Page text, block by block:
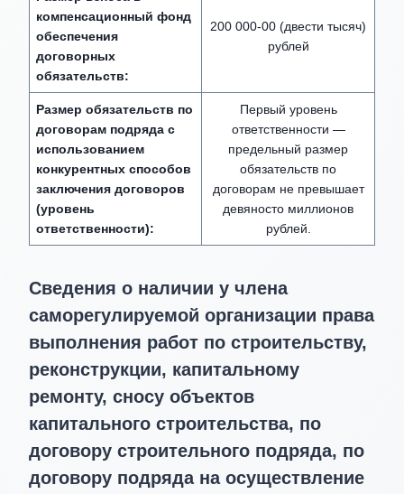
компенсационный фонд
обеспечения
договорных
обязательств:
200 000-00 (двести тысяч)
рублей
Размер обязательств по
договорам подряда с
использованием
конкурентных способов
заключения договоров
(уровень
ответственности):
Первый уровень
ответственности —
предельный размер
обязательств по
договорам не превышает
девяносто миллионов
рублей.
Сведения о наличии у члена
саморегулируемой организации права
выполнения работ по строительству,
реконструкции, капитальному
ремонту, сносу объектов
капитального строительства, по
договору строительного подряда, по
договору подряда на осуществление